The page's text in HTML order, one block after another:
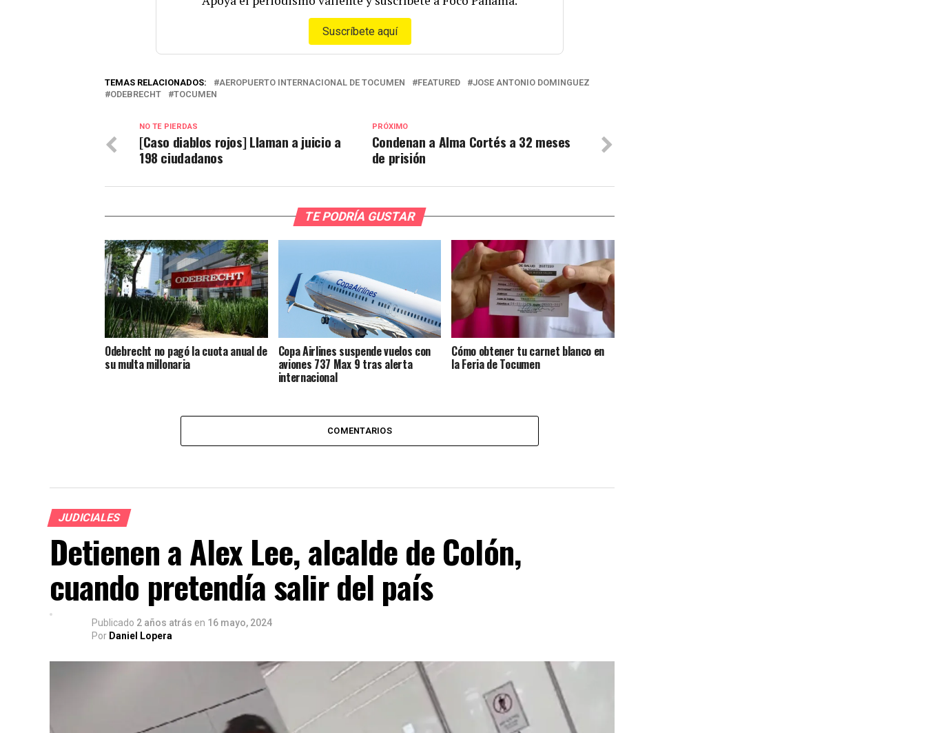
Suscríbete aquí
TEMAS RELACIONADOS: AEROPUERTO INTERNACIONAL DE TOCUMEN FEATURED
JOSE ANTONIO DOMINGUEZ
ODEBRECHT
TOCUMEN
PRÓXIMO
Condenan a Alma Cortés a 32 meses
de prisión
NO TE PIERDAS
[Caso diablos rojos] Llaman a juicio a
198 ciudadanos
TE PODRÍA GUSTAR
Odebrecht no pagó la cuota anual de
su multa millonaria
Copa Airlines suspende vuelos con
aviones 737 Max 9 tras alerta
internacional
Cómo obtener tu carnet blanco en
la Feria de Tocumen
COMENTARIOS
JUDICIALES
Detienen a Alex Lee, alcalde de Colón,
cuando pretendía salir del país
Publicado 2 años atrás en 16 mayo, 2024
Por Daniel Lopera